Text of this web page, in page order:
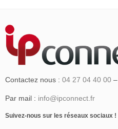
Contactez nous : 04 27 04 40 00 –
Par mail : info@ipconnect.fr
Suivez-nous sur les réseaux sociaux !